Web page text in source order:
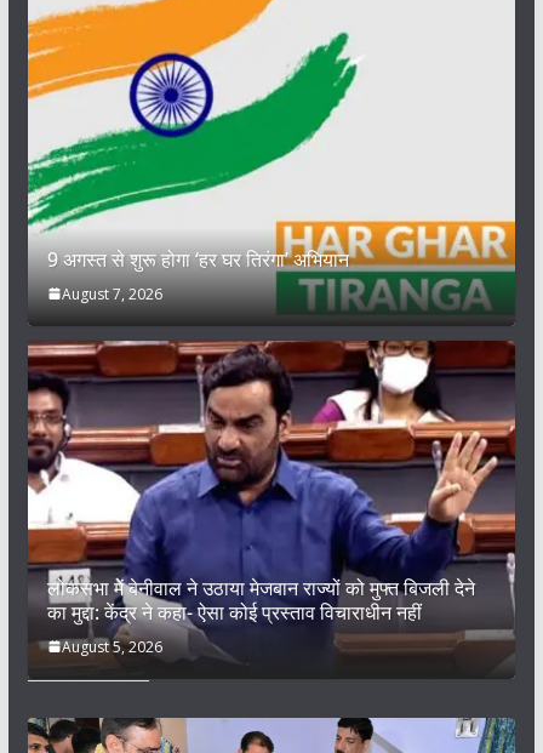
9 अगस्त से शुरू होगा ‘हर घर तिरंगा’ अभियान
August 7, 2026
लोकसभा में बेनीवाल ने उठाया मेजबान राज्यों को मुफ्त बिजली देने
का मुद्दा: केंद्र ने कहा- ऐसा कोई प्रस्ताव विचाराधीन नहीं
August 5, 2026